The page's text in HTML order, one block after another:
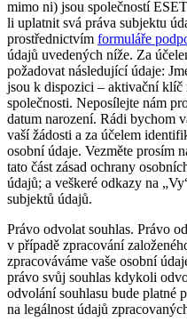
mimo ni) jsou společností
li uplatnit svá práva subjektu
prostřednictvím formuláře
údajů uvedených níže. Za
požadovat následující údaje:
jsou k dispozici – aktivační klíč
společnosti. Neposílejte nám
datum narození. Rádi bychom
vaší žádosti a za účelem
osobní údaje. Vezměte prosím
tato část zásad ochrany
údajů; a veškeré odkazy na
subjektů údajů.
Právo odvolat souhlas. Právo
v případě zpracování
zpracováváme vaše osobní
právo svůj souhlas kdykoli
odvolání souhlasu bude platné
na legálnost údajů